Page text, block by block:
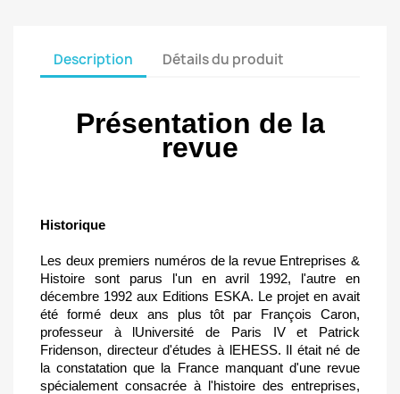
Description Détails du produit
Présentation de la
revue
Historique
Les deux premiers numéros de la revue Entreprises &
Histoire sont parus l'un en avril 1992, l'autre en
décembre 1992 aux Editions ESKA. Le projet en avait
été formé deux ans plus tôt par François Caron,
professeur à lUniversité de Paris IV et Patrick
Fridenson, directeur d'études à lEHESS. Il était né de
la constatation que la France manquant d'une revue
spécialement consacrée à l'histoire des entreprises,